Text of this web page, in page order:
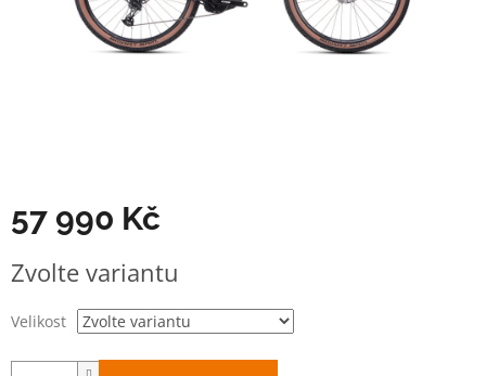
57 990 Kč
cena:
Zvolte variantu
Velikost